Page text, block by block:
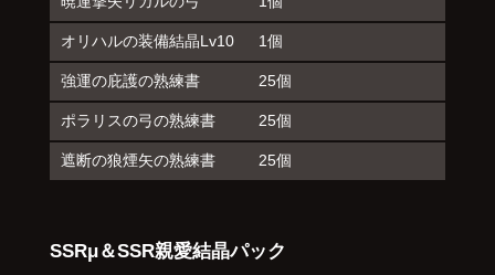
オリハルの装備結晶Lv10 1個
強運の庇護の熟練書 25個
ポラリスの弓の熟練書 25個
遮断の狼煙矢の熟練書 25個
SSRμ＆SSR親愛結晶パック